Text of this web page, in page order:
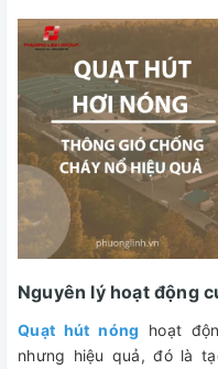
Nguyên lý hoạt động
Quạt hút nóng hoạt
nhưng hiệu quả, đó là